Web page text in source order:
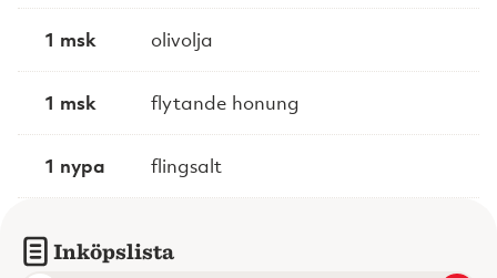
1 msk olivolja
1 msk flytande honung
1 nypa flingsalt
Inköpslista